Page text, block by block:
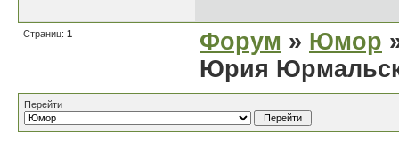
Страниц: 1 Форум » Юмор
Юрия
Перейти